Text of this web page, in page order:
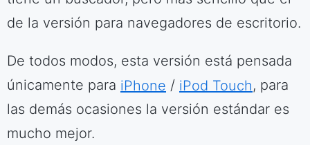
de la versión para navegadores de escritorio.
De todos modos, esta versión está pensada
únicamente para iPhone / iPod Touch, para
las demás ocasiones la versión estándar es
mucho mejor.